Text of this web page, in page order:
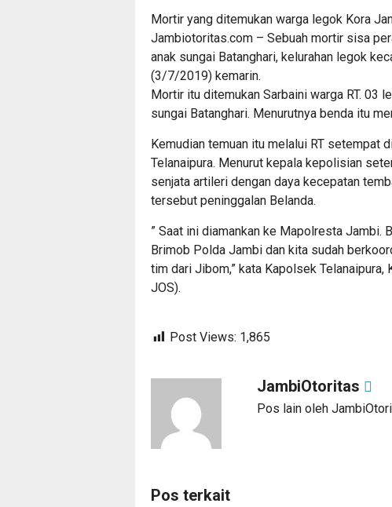
Mortir yang ditemukan warga legok Kora
Jambiotoritas.com – Sebuah mortir sisa
anak sungai Batanghari, kelurahan legok
(3/7/2019) kemarin.
Mortir itu ditemukan Sarbaini warga RT. 03
sungai Batanghari. Menurutnya benda itu
Kemudian temuan itu melalui RT setempat
Telanaipura. Menurut kepala kepolisian
senjata artileri dengan daya kecepatan
tersebut peninggalan Belanda.
” Saat ini diamankan ke Mapolresta Jambi.
Brimob Polda Jambi dan kita sudah
tim dari Jibom,” kata Kapolsek
JOS).
Post Views: 1,865
JambiOtoritas
Pos lain oleh
Pos terkait